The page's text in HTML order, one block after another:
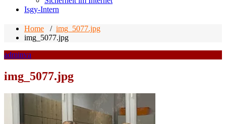
Isgy-Intern
Home / img_5077.jpg
img_5077.jpg
adminva
img_5077.jpg